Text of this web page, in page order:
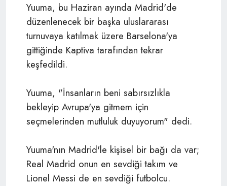
Yuuma, bu Haziran ayında Madrid'de
düzenlenecek bir başka uluslararası
turnuvaya katılmak üzere Barselona'ya
gittiğinde Kaptiva tarafından tekrar
keşfedildi.
Yuuma, "İnsanların beni sabırsızlıkla
bekleyip Avrupa'ya gitmem için
seçmelerinden mutluluk duyuyorum" dedi.
Yuuma'nın Madrid'le kişisel bir bağı da var;
Real Madrid onun en sevdiği takım ve
Lionel Messi de en sevdiği futbolcu.